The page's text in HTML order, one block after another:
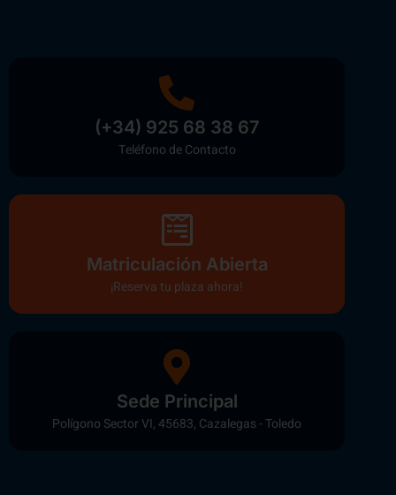
(+34) 925 68 38 67
Teléfono de Contacto
Matriculación Abierta
¡Reserva tu plaza ahora!
Sede Principal
Polígono Sector VI, 45683, Cazalegas - Toledo